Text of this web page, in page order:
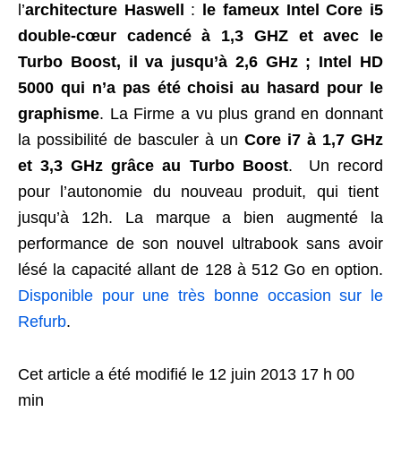
l’architecture Haswell : le fameux Intel Core i5
double-cœur cadencé à 1,3 GHZ et avec le
Turbo Boost, il va jusqu’à 2,6 GHz ; Intel HD
5000 qui n’a pas été choisi au hasard pour le
graphisme. La Firme a vu plus grand en donnant
la possibilité de basculer à un Core i7 à 1,7 GHz
et 3,3 GHz grâce au Turbo Boost. Un record
pour l’autonomie du nouveau produit, qui tient
jusqu’à 12h. La marque a bien augmenté la
performance de son nouvel ultrabook sans avoir
lésé la capacité allant de 128 à 512 Go en option.
Disponible pour une très bonne occasion sur le
Refurb.
Cet article a été modifié le 12 juin 2013 17 h 00
min